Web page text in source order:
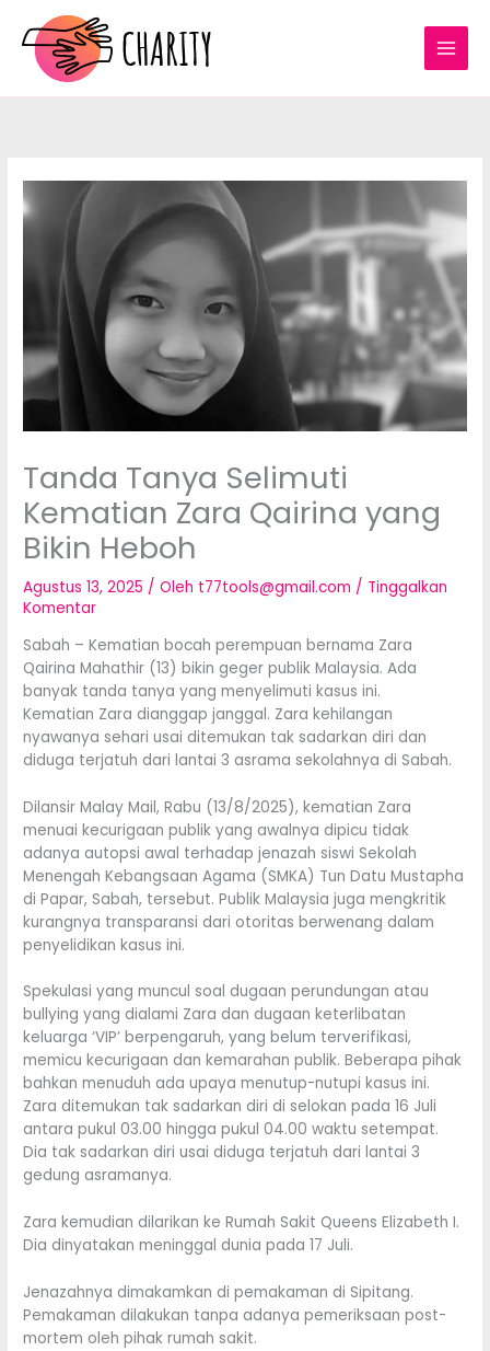
konten
Tanda Tanya Selimuti
Kematian Zara Qairina yang
Bikin Heboh
Agustus 13, 2025 / Oleh t77tools@gmail.com / Tinggalkan
Komentar
Sabah – Kematian bocah perempuan bernama Zara
Qairina Mahathir (13) bikin geger publik Malaysia. Ada
banyak tanda tanya yang menyelimuti kasus ini.
Kematian Zara dianggap janggal. Zara kehilangan
nyawanya sehari usai ditemukan tak sadarkan diri dan
diduga terjatuh dari lantai 3 asrama sekolahnya di Sabah.
Dilansir Malay Mail, Rabu (13/8/2025), kematian Zara
menuai kecurigaan publik yang awalnya dipicu tidak
adanya autopsi awal terhadap jenazah siswi Sekolah
Menengah Kebangsaan Agama (SMKA) Tun Datu Mustapha
di Papar, Sabah, tersebut. Publik Malaysia juga mengkritik
kurangnya transparansi dari otoritas berwenang dalam
penyelidikan kasus ini.
Spekulasi yang muncul soal dugaan perundungan atau
bullying yang dialami Zara dan dugaan keterlibatan
keluarga ‘VIP’ berpengaruh, yang belum terverifikasi,
memicu kecurigaan dan kemarahan publik. Beberapa pihak
bahkan menuduh ada upaya menutup-nutupi kasus ini.
Zara ditemukan tak sadarkan diri di selokan pada 16 Juli
antara pukul 03.00 hingga pukul 04.00 waktu setempat.
Dia tak sadarkan diri usai diduga terjatuh dari lantai 3
gedung asramanya.
Zara kemudian dilarikan ke Rumah Sakit Queens Elizabeth I.
Dia dinyatakan meninggal dunia pada 17 Juli.
Jenazahnya dimakamkan di pemakaman di Sipitang.
Pemakaman dilakukan tanpa adanya pemeriksaan post-
mortem oleh pihak rumah sakit.